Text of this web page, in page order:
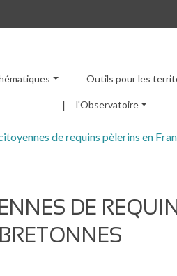
Menu principal
Outils pour les
l'Observatoire
de requins pèlerins en
DE